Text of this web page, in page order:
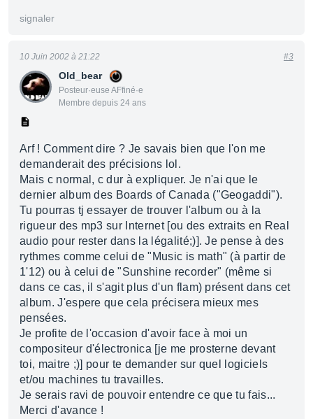
signaler
Old_bear
Posteur·euse AFfiné·e
Membre depuis 24 ans
10 Juin 2002 à 21:22 #3
Arf ! Comment dire ? Je savais bien que l'on me
demanderait des précisions lol.
Mais c normal, c dur à expliquer. Je n'ai que le
dernier album des Boards of Canada ("Geogaddi").
Tu pourras tj essayer de trouver l'album ou à la
rigueur des mp3 sur Internet [ou des extraits en Real
audio pour rester dans la légalité;)]. Je pense à des
rythmes comme celui de "Music is math" (à partir de
1'12) ou à celui de "Sunshine recorder" (même si
dans ce cas, il s'agit plus d'un flam) présent dans cet
album. J'espere que cela précisera mieux mes
pensées.
Je profite de l'occasion d'avoir face à moi un
compositeur d'électronica [je me prosterne devant
toi, maitre ;)] pour te demander sur quel logiciels
et/ou machines tu travailles.
Je serais ravi de pouvoir entendre ce que tu fais...
Merci d'avance !